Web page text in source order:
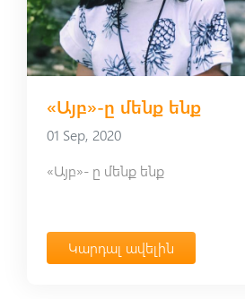
«Այբ»-ը մենք ենք
01 Sep, 2020
«Այբ»- ը մենք ենք
Կարդալ ավելին